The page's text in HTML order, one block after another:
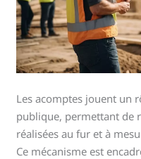
Les acomptes jouent un
publique, permettant de
réalisées au fur et à
Ce mécanisme est